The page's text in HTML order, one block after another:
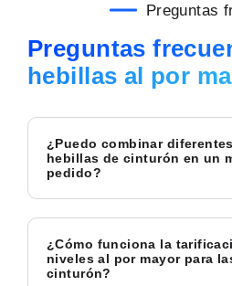
Preguntas
Preguntas
hebillas al por
¿Puedo combinar
hebillas de cinturón en un
pedido?
¿Cómo funciona la
niveles al por mayor para
cinturón?